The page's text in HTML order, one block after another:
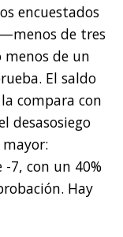
encuestados
—menos de tres
de un
El saldo
compara con
desasosiego
7, con un 40%
Hay